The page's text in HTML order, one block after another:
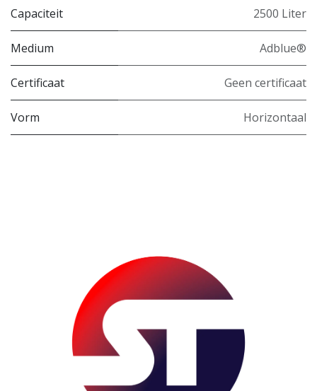
Capaciteit 2500 Liter
Medium Adblue®
Certificaat Geen certificaat
Vorm Horizontaal